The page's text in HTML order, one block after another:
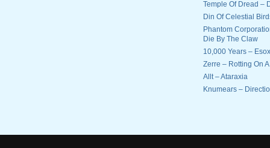
Temple Of Dread –
Din Of Celestial
Phantom
Die By The Claw
10,000 Years –
Zerre – Rotting On
Allt – Ataraxia
Knumears –